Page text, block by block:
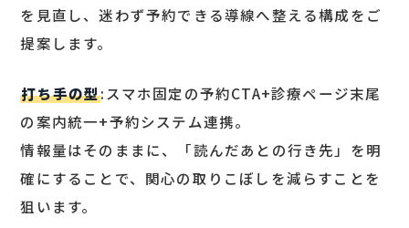
を見直し、迷わず予約できる導線へ整える構成をご
提案します。
打ち手の型:スマホ固定の予約CTA+診療ページ末尾
の案内統一+予約システム連携。
情報量はそのままに、「読んだあとの行き先」を明
確にすることで、関心の取りこぼしを減らすことを
狙います。